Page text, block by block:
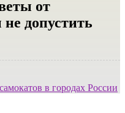
от
допустить
в городах России